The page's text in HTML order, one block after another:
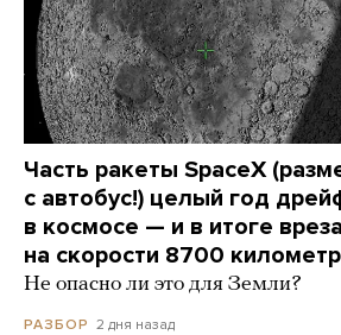
Часть ракеты SpaceX
с автобус!) целый год
в космосе — и в итоге
на скорости 8700
Не опасно ли это для Земли?
РАЗБОР 2 дня назад